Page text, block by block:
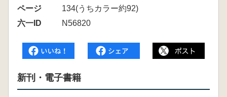
ページ
134(うちカラー約92)
六一ID
N56820
新刊・電子書籍